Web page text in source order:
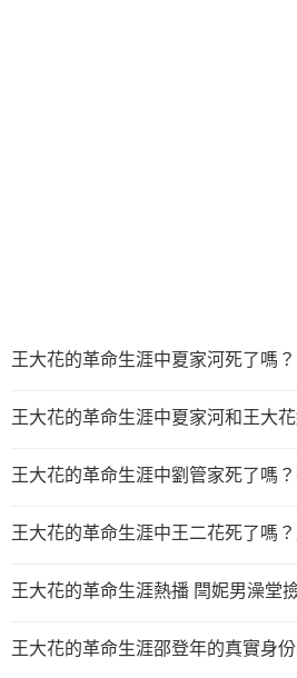
王大花的革命生涯中夏家河死了嗎
王大花的革命生涯中夏家河和王大
王大花的革命生涯中劉管家死了嗎
王大花的革命生涯中王二花死了嗎
王大花的革命生涯熱播 閆妮男澡堂
王大花的革命生涯邵登年的真實身